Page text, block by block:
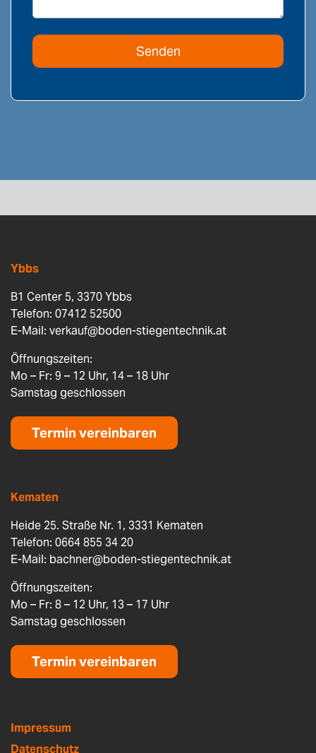
Ybbs
B1 Center 5, 3370 Ybbs
Telefon: 07412 52500
E-Mail: verkauf@boden-stiegentechnik.at
Öffnungszeiten:
Mo – Fr: 9 – 12 Uhr, 14 – 18 Uhr
Samstag geschlossen
Termin vereinbaren
Kematen
Heide 25. Straße Nr. 1, 3331 Kematen
Telefon: 0664 855 34 20
E-Mail: bachner@boden-stiegentechnik.at
Öffnungszeiten:
Mo – Fr: 8 – 12 Uhr, 13 – 17 Uhr
Samstag geschlossen
Termin vereinbaren
Impressum
Datenschutz